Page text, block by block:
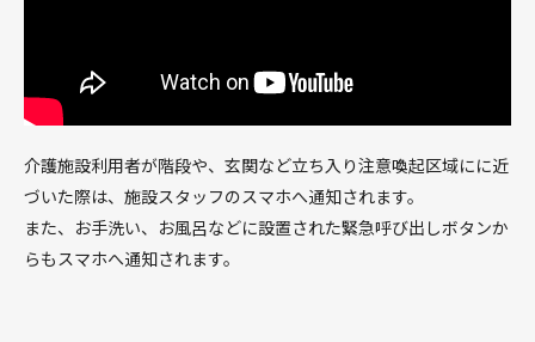
介護施設利用者が階段や、玄関など立ち入り注意喚起区域にに近
づいた際は、施設スタッフのスマホへ通知されます。
また、お手洗い、お風呂などに設置された緊急呼び出しボタンか
らもスマホへ通知されます。